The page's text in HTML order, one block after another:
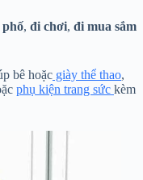
phố, đi chơi, đi mua sắm
bê hoặc giày thể thao,
phụ kiện trang sức kèm